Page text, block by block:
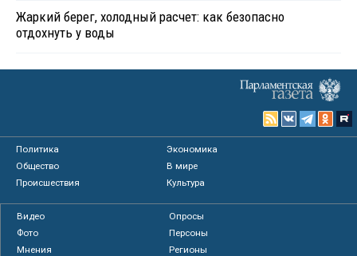
Жаркий берег, холодный расчет: как безопасно
отдохнуть у воды
Политика
Экономика
Общество
В мире
Происшествия
Культура
Видео
Опросы
Фото
Персоны
Мнения
Регионы